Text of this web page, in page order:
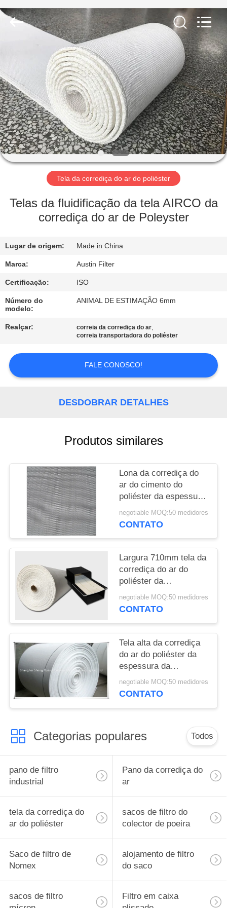
PRODUTOS
SOBRE
NÓS
EXCURSÃO
FÁBRICA
DA
QUALIDADE
CONTACTE-
NOS
UMAS
CITAÇÕES
PRIVACY
POLICY
All
Rights
Reserved.
Tela da corrediça do ar do poliéster
Telas da fluidificação da tela AIRCO da
corrediça do ar de Poleyster
Lugar de origem: Made in China
Marca: Austin Filter
Certificação: ISO
Número do
modelo:
ANIMAL DE ESTIMAÇÃO 6mm
Realçar: correia da corrediça do ar,
correia transportadora do poliéster
FALE CONOSCO!
DESDOBRAR DETALHES
Produtos similares
Lona da corrediça do
ar do cimento do
poliéster da espessura
5mm
negotiable MOQ:50 medidores
CONTATO
Largura 710mm tela da
corrediça do ar do
poliéster da
fluidificação de 4
dobras
negotiable MOQ:50 medidores
CONTATO
Tela alta da corrediça
do ar do poliéster da
espessura da
resistência de ar 6mm
negotiable MOQ:50 medidores
CONTATO
Categorias populares Todos
pano de filtro
industrial
Pano da corrediça do
ar
tela da corrediça do
ar do poliéster
sacos de filtro do
colector de poeira
Saco de filtro de
Nomex
alojamento de filtro
do saco
sacos de filtro
Filtro em caixa